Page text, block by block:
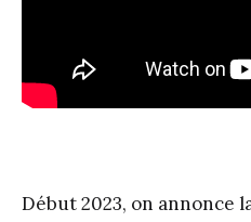
Début 2023, on annonce